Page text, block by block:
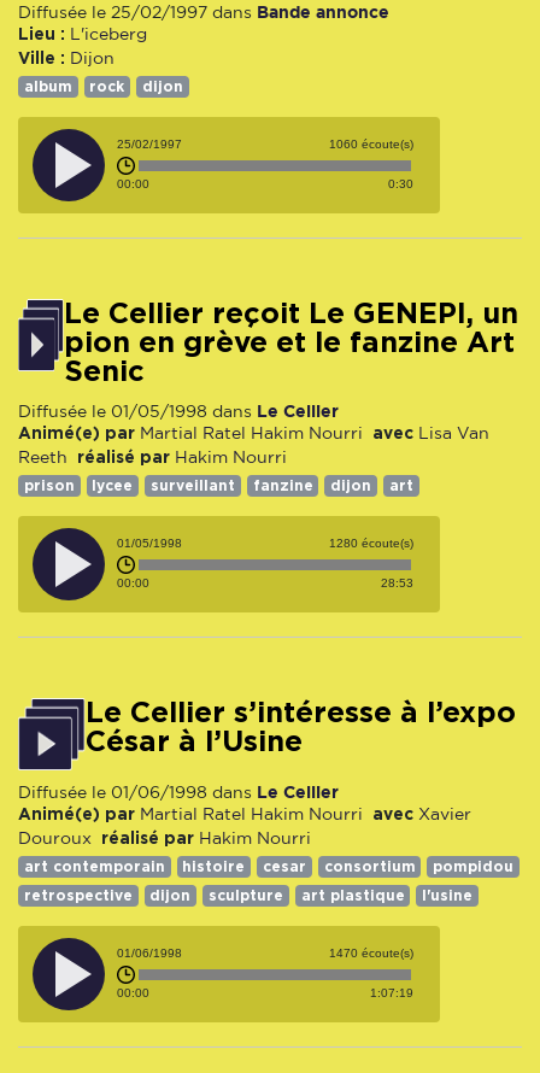
Diffusée le 25/02/1997 dans Bande annonce
Lieu : L'iceberg
Ville : Dijon
album rock dijon
25/02/1997 1060 écoute(s)
00:00 0:30
Le Cellier reçoit Le GENEPI, un
pion en grève et le fanzine Art
Senic
Diffusée le 01/05/1998 dans Le Cellier
Animé(e) par Martial Ratel Hakim Nourri avec
Lisa Van
Reeth
réalisé par Hakim Nourri
prison lycee surveillant fanzine dijon art
01/05/1998 1280 écoute(s)
00:00 28:53
Le Cellier s’intéresse à l’expo
César à l’Usine
Diffusée le 01/06/1998 dans Le Cellier
Animé(e) par Martial Ratel Hakim Nourri avec Xavier
Douroux
réalisé par Hakim Nourri
art contemporain histoire cesar consortium
pompidou
retrospective
dijon sculpture art plastique l'usine
01/06/1998 1470 écoute(s)
00:00 1:07:19